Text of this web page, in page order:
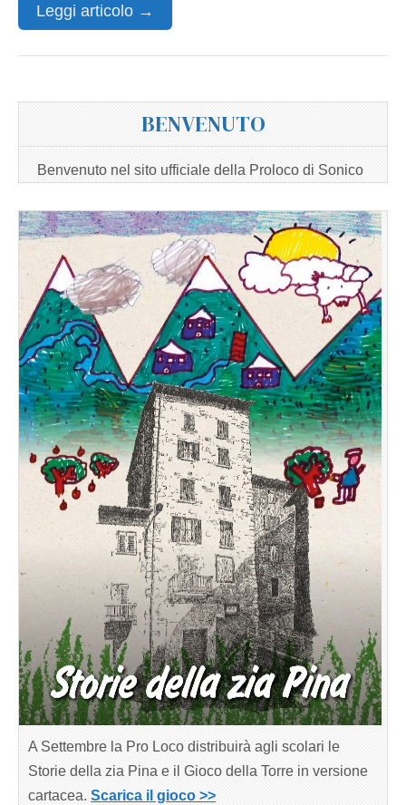
Leggi articolo →
BENVENUTO
Benvenuto nel sito ufficiale della Proloco di Sonico
A Settembre la Pro Loco distribuirà agli scolari le
Storie della zia Pina e il Gioco della Torre in versione
cartacea. Scarica il gioco >>